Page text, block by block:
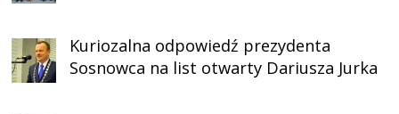
Kuriozalna odpowiedź prezydenta
Sosnowca na list otwarty Dariusza Jurka